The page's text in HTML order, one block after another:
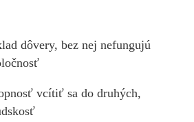
dôvery, bez nej nefungujú
vcítiť sa do druhých,